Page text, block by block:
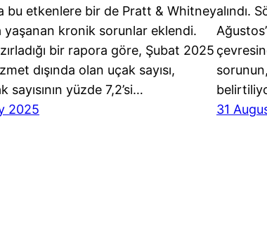
bu etkenlere bir de Pratt & Whitney
kronik sorunlar eklendi.
bir rapora göre, Şubat 2025
dışında olan uçak sayısı,
sayısının yüzde 7,2’si…
2025
alındı.
31